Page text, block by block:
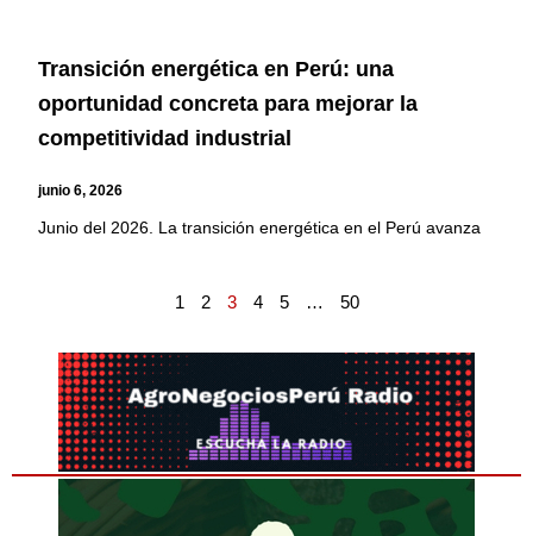
Transición energética en Perú: una
oportunidad concreta para mejorar la
competitividad industrial
junio 6, 2026
Junio del 2026. La transición energética en el Perú avanza
1 2 3 4 5 … 50